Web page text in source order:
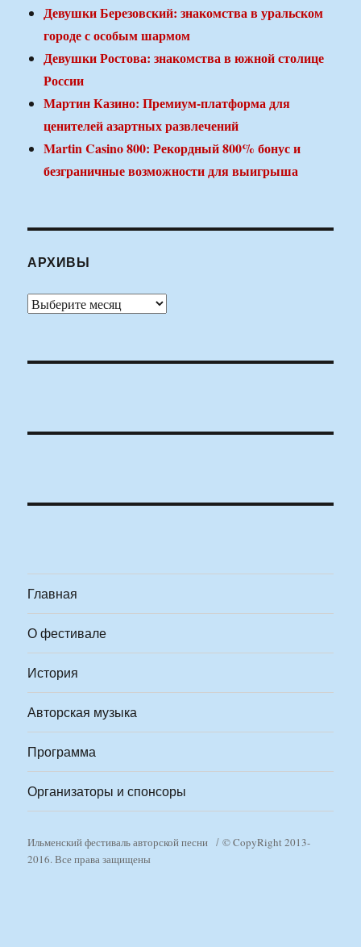
Девушки Березовский: знакомства в уральском
городе с особым шармом
Девушки Ростова: знакомства в южной столице
России
Мартин Казино: Премиум-платформа для
ценителей азартных развлечений
Martin Casino 800: Рекордный 800% бонус и
безграничные возможности для выигрыша
АРХИВЫ
Архивы
Главная
О фестивале
История
Авторская музыка
Программа
Организаторы и спонсоры
Ильменский фестиваль авторской песни
© CopyRight 2013-
2016. Все права защищены